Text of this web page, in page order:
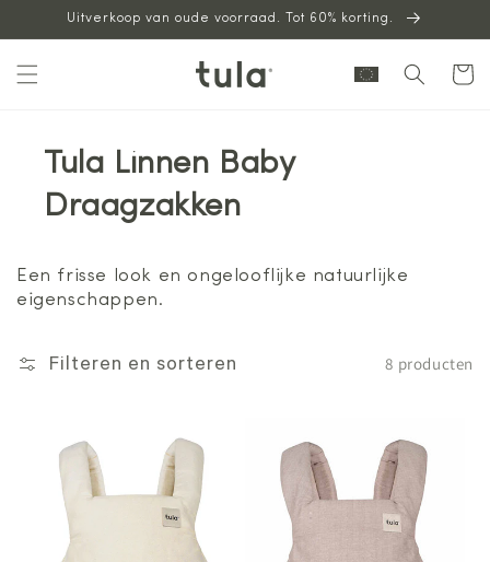
naarUitverkoop van oude voorraad. Tot 60% korting.
Tula Linnen Baby
Draagzakken
Een frisse look en ongelooflijke natuurlijke
eigenschappen.
Filteren en sorteren 8 producten